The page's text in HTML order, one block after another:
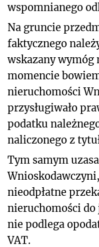
wspomnianego
Na gruncie
faktycznego
wskazany wymóg
momencie
nieruchomości
przysługiwało
podatku
naliczonego z
Tym samym
nieodpłatne
nieruchomości
nie podlega
VAT.